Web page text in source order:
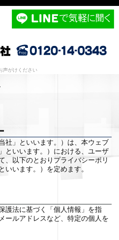
声がけください
社」といいます。）は、本ウェブ
といいます。）における、ユーザ
、以下のとおりプライバシーポリ
います。）を定めます。
護法に基づく「個人情報」を指
ールアドレスなど、特定の個人を